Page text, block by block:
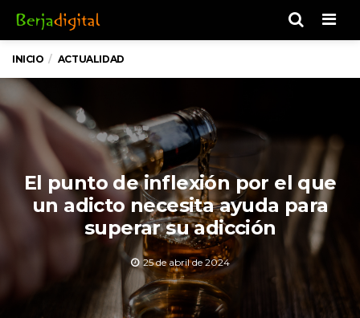
INICIO ACTUALIDAD
El punto de inflexión por el que
un adicto necesita ayuda para
superar su adicción
25 de abril de 2024